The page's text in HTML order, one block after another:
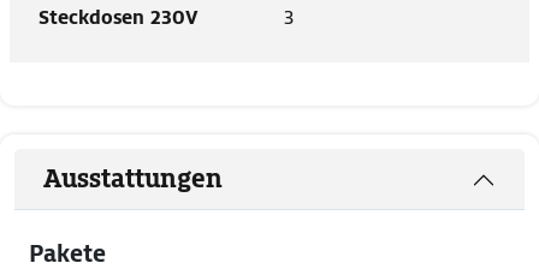
Steckdosen 230V
3
Ausstattungen
Pakete